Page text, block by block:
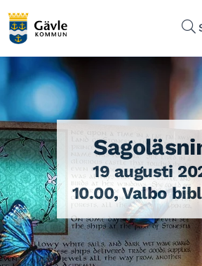
19 augusti
10.00, Valbo